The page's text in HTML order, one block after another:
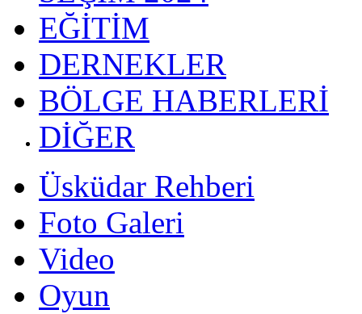
EĞİTİM
DERNEKLER
BÖLGE HABERLERİ
DİĞER
Üsküdar Rehberi
Foto Galeri
Video
Oyun